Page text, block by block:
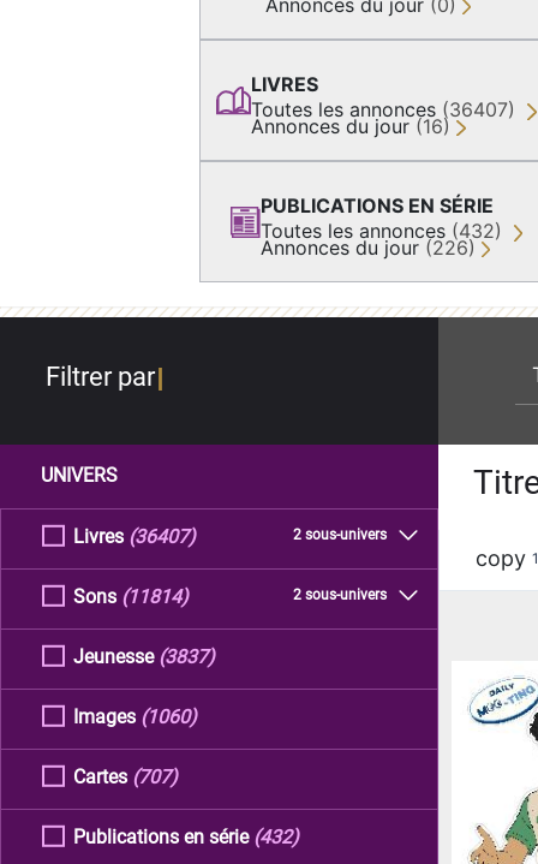
LIVRES
Toutes les annonces (36407)
Annonces du jour (16)
PUBLICATIONS EN SÉRIE
Toutes les annonces (432)
Annonces du jour (226)
Filtrer par
UNIVERS
Livres 2 sous-univers
(36407)
Sons 2 sous-univers
(11814)
Jeunesse (3837)
Images (1060)
Cartes (707)
Publications en série (432)
copy